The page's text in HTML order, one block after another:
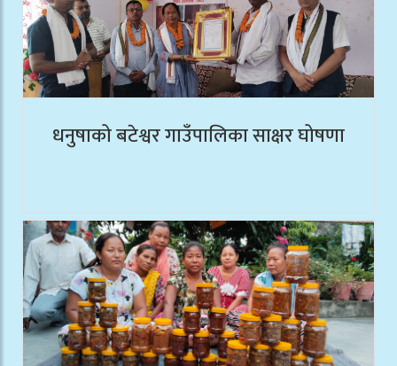
धनुषाको बटेश्वर गाउँपालिका साक्षर घोषणा